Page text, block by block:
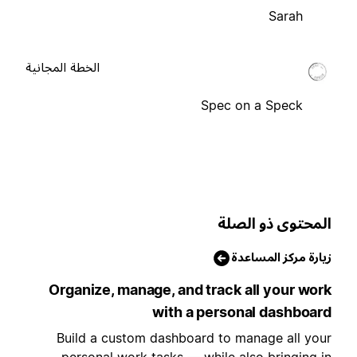
Sarah
Spec on a Speck
الخطة المجانية
ذو الصلة
مركز المساعدة
Organize, manage, and track all your
with a personal
Build a custom dashboard to manage all